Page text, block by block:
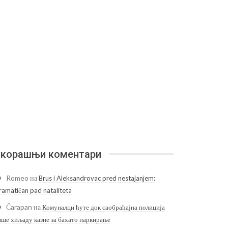
коментари
Romeo наBrus i Aleksandrovac pred nestajanjem:
pad nataliteta
Čarapan наКомуналци ћуте док саобраћајна полиција
хиљаду казне за бахато паркирање